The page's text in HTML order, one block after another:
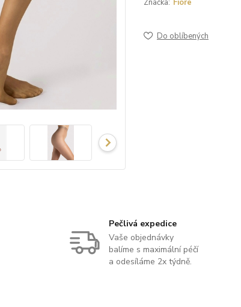
Značka: Fiore
Do oblíbených
Pečlivá expedice
Vaše objednávky
balíme s maximální péčí
a odesíláme 2x týdně.